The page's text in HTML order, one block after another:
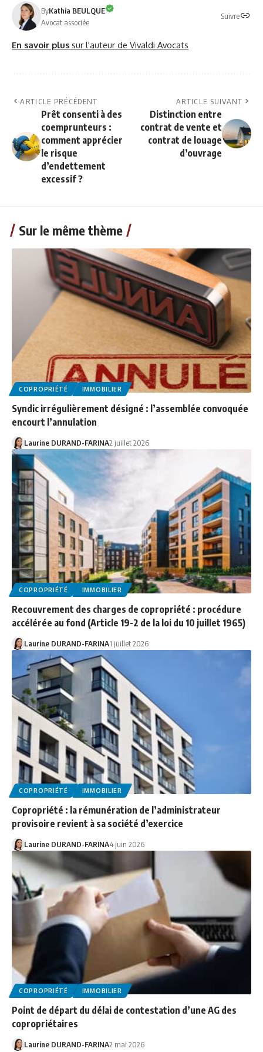
ByKathia BEULQUE
Avocat associée
Suivre
En savoir plus sur l'auteur de Vivaldi Avocats
ARTICLE PRÉCÉDENT
Prêt consenti à des
coemprunteurs :
comment apprécier
le risque
d’endettement
excessif ?
ARTICLE SUIVANT
Distinction entre
contrat de vente et
contrat de louage
d’ouvrage
Sur le même thème
COPROPRIÉTÉ IMMOBILIER
Syndic irrégulièrement désigné : l’assemblée convoquée
encourt l’annulation
Laurine DURAND-FARINA2 juillet 2026
COPROPRIÉTÉ IMMOBILIER
Recouvrement des charges de copropriété : procédure
accélérée au fond (Article 19-2 de la loi du 10 juillet 1965)
Laurine DURAND-FARINA1 juillet 2026
COPROPRIÉTÉ IMMOBILIER
Copropriété : la rémunération de l’administrateur
provisoire revient à sa société d’exercice
Laurine DURAND-FARINA4 juin 2026
COPROPRIÉTÉ IMMOBILIER
Point de départ du délai de contestation d’une AG des
copropriétaires
Laurine DURAND-FARINA2 mai 2026